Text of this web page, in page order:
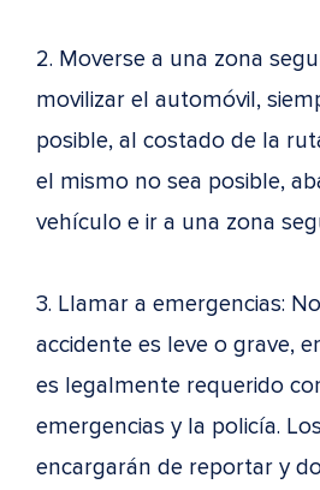
2. Moverse a una zona
movilizar el automóvil,
posible, al costado de la
el mismo no sea posible,
vehículo e ir a una zona
3. Llamar a emergencias:
accidente es leve o grave,
es legalmente requerido
emergencias y la policía.
encargarán de reportar y